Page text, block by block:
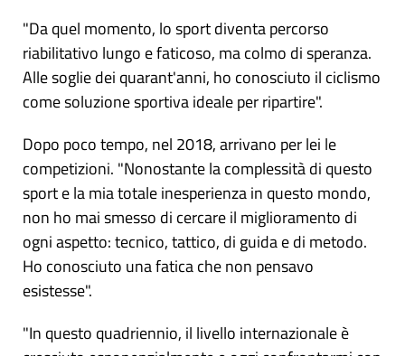
"Da quel momento, lo sport diventa percorso
riabilitativo lungo e faticoso, ma colmo di speranza.
Alle soglie dei quarant'anni, ho conosciuto il ciclismo
come soluzione sportiva ideale per ripartire".
Dopo poco tempo, nel 2018, arrivano per lei le
competizioni. "Nonostante la complessità di questo
sport e la mia totale inesperienza in questo mondo,
non ho mai smesso di cercare il miglioramento di
ogni aspetto: tecnico, tattico, di guida e di metodo.
Ho conosciuto una fatica che non pensavo
esistesse".
"In questo quadriennio, il livello internazionale è